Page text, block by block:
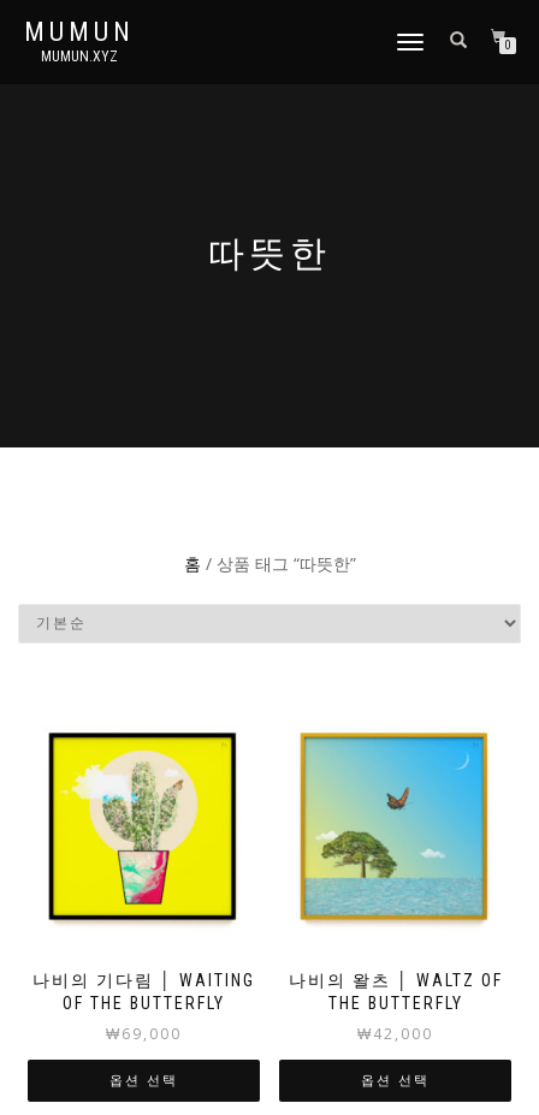
MUMUN
MUMUN.XYZ
토
0
따뜻한
홈 / 상품 태그 “따뜻한”
나비의 기다림 │ WAITING
OF THE BUTTERFLY
₩69,000
옵션 선택
나비의 왈츠 │ WALTZ OF
THE BUTTERFLY
₩42,000
옵션 선택